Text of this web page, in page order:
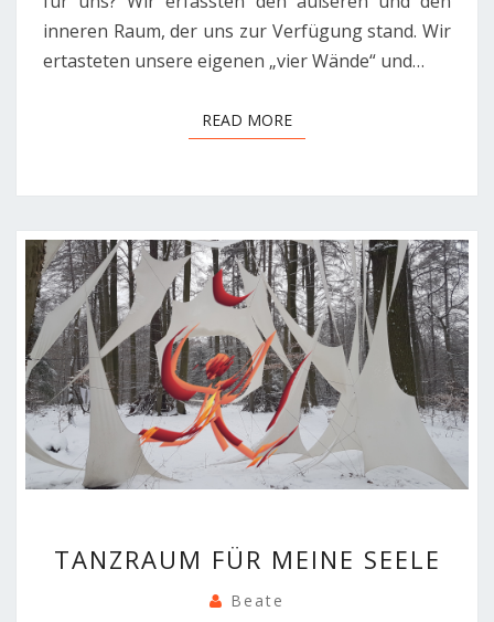
inneren Raum, der uns zur Verfügung stand. Wir
ertasteten unsere eigenen „vier Wände“ und…
READ MOREREAD MORE
FÜR
SEELE
TANZRAUM FÜR MEINE SEELE
Beate